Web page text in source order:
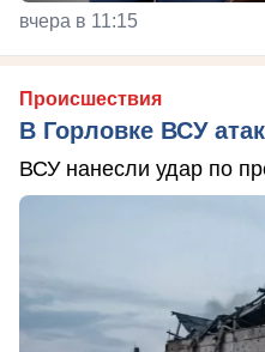
вчера в 11:15
Происшествия
В Горловке ВСУ
ВСУ нанесли удар по